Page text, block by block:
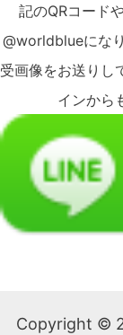
記のQRコード
@worldblueにな
受画像をお送りし
インから
Copyright ©